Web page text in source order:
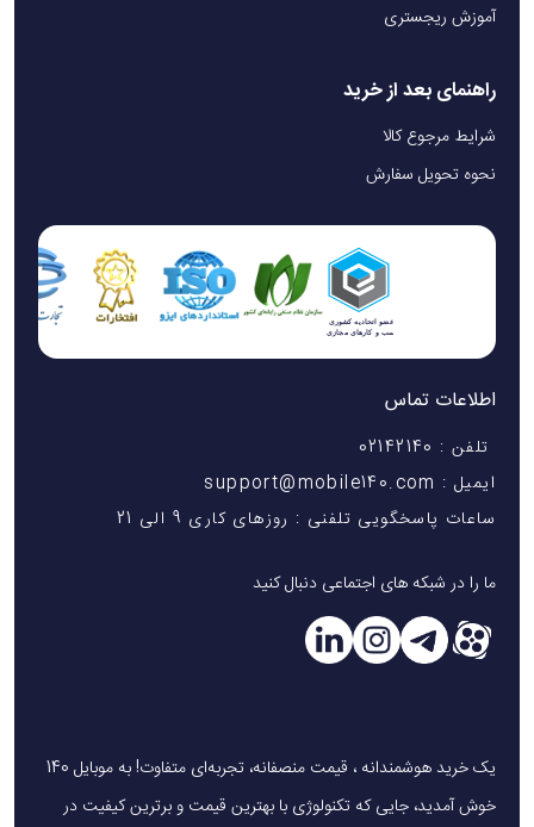
آموزش ریجستری
راهنمای بعد از خرید
شرایط مرجوع کالا
نحوه تحویل سفارش
اطلاعات تماس
تلفن : 02142140
ایمیل : support@mobile140.com
ساعات پاسخگویی تلفنی : روزهای کاری 9 الی 21
ما را در شبکه های اجتماعی دنبال کنید
یک خرید هوشمندانه ، قیمت منصفانه، تجربه‌ای متفاوت! به موبایل 140
خوش آمدید، جایی که تکنولوژی با بهترین قیمت و برترین کیفیت در